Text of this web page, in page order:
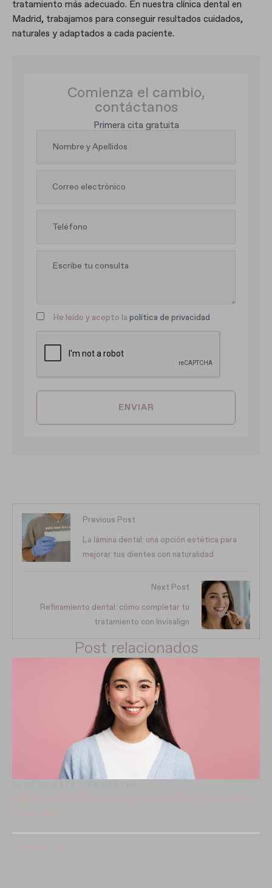
tratamiento más adecuado. En nuestra clínica dental en
Madrid, trabajamos para conseguir resultados cuidados,
naturales y adaptados a cada paciente.
Comienza el cambio,
contáctanos
Primera cita gratuita
He leído y acepto la política de privacidad
ENVIAR
Previous Post
La lámina dental: una opción estética para
mejorar tus dientes con naturalidad
Next Post
Refinamiento dental: cómo completar tu
tratamiento con Invisalign
Post relacionados